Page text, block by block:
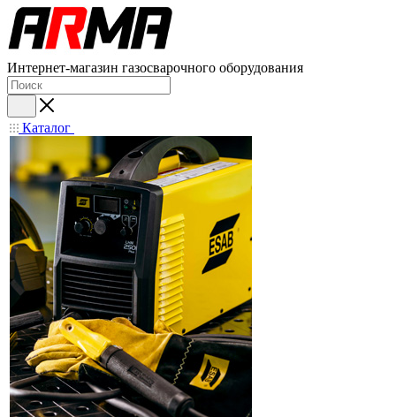
Интернет-магазин газосварочного оборудования
Каталог